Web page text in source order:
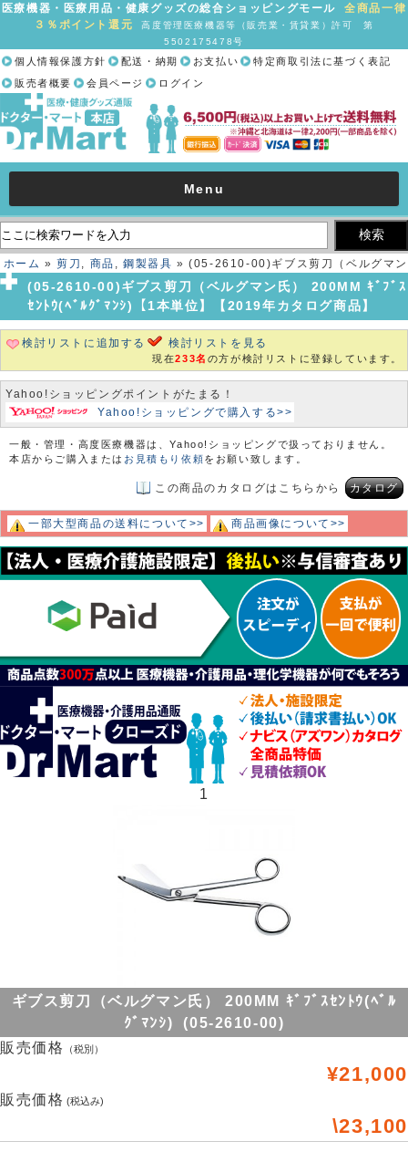
医療機器・医療用品・健康グッズの総合ショッピングモール全商品一律
３％ポイント還元
高度管理医療機器等（販売業・賃貸業）許可 第
5502175478号
個人情報保護方針 配送・納期 お支払い
特定商取引法に基づく表記
販売者概要
会員ページ ログイン
Menu
ホーム »剪刀 , 商品 , 鋼製器具 » (05-2610-00)ギブス剪刀（ベルグマン
氏） 200MM ｷﾞﾌﾞｽｾﾝﾄｳ(ﾍﾞﾙｸﾞﾏﾝｼ)【1本単位】【2019年カタログ商
(05-2610-00)ギブス剪刀（ベルグマン氏） 200MM ｷﾞﾌﾞｽ
ｾﾝﾄｳ(ﾍﾞﾙｸﾞﾏﾝｼ)【1本単位】【2019年カタログ商品】
検討リストに追加する 検討リストを見る
現在233名 の方が検討リストに登録しています。
Yahoo!ショッピングポイントがたまる！
Yahoo!ショッピングで購入する>>
一般・管理・高度医療機器は、Yahoo!ショッピングで扱っておりません。
本店からご購入または お見積もり依頼をお願い致します。
この商品のカタログはこちらから カタログ
一部大型商品の送料について>> 商品画像について>>
1
ギブス剪刀（ベルグマン氏） 200MM ｷﾞﾌﾞｽｾﾝﾄｳ(ﾍﾞﾙ
ｸﾞﾏﾝｼ) (05-2610-00)
販売価格
（税別）
¥21,000
販売価格 (税込み)
\23,100